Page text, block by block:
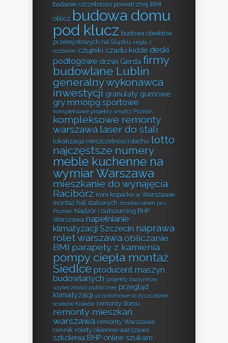
badanie szczelności powietrznej BMI
oblicz budowa domu
pod klucz budowa obiektów
przemysłowych na Śląsku cegła z
rozbiórki czujniki czadu kidde deski
podłogowe drzwi Gerda firmy
budowlane Lublin
generalny wykonawca
inwestycji granulaty gumowe
gry mmorpg sportowe
kompleksowe projekty wnętrz Poznań
kompleksowe remonty
warszawa laser do stali
lokalizacja nieszczelności dachu lotto
najczęstsze numery
meble kuchenne na
wymiar Warszawa
mieszkanie do wynajęcia
Racibórz mini koparka w Warszawie
montaż hal stalowych montaż okien pcv
Poznań Nadzór i outsourcing BHP
Warszawa napełnianie
klimatyzacji Szczecin naprawa
rolet warszawa obliczanie
BMI parapety z kamienia
pompy ciepła montaż
Siedlce producent maszyn
budowlanych projekty budynków
użyteczności publicznej przegląd
klimatyzacji przydomowe oczyszczalnie
ścieków Kraków remonty domu
remonty mieszkań
warszawa remonty Warszawa
cennik rolety okienne warszawa
szkolenia BHP online szukam